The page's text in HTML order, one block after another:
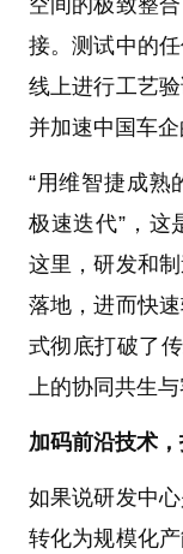
空间的极致整
接。测试中的
线上进行工艺
并加速中国车企
“用维智捷成熟
极速迭代”，这
这里，研发和
落地，进而快
式彻底打破了
上的协同共生与
加码前沿技术
如果说研发中
转化为规模化